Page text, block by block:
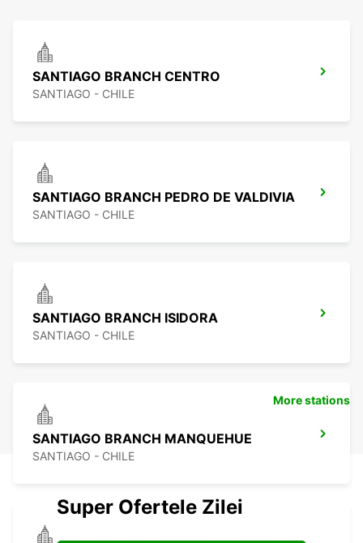
SANTIAGO BRANCH CENTRO
SANTIAGO - CHILE
SANTIAGO BRANCH PEDRO DE VALDIVIA
SANTIAGO - CHILE
SANTIAGO BRANCH ISIDORA
SANTIAGO - CHILE
SANTIAGO BRANCH MANQUEHUE
SANTIAGO - CHILE
More stations
Super Ofertele Zilei